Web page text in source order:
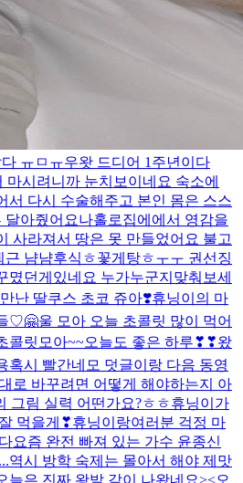
ㅠㅁㅠ우왓 드디어 1주년이다
마시려니까 눈치보이네요 숙소에
서 다시 수술해주고 본인 몸은 스스
달아줬어요나홀로집에에서 영감을
사라져서 땅은 못 만들었어요 불고
근 냠냠후식 ㅎ꽃게탕ㅎㅜㅜ 권선징
몄던게있네요 누가누군지맞춰보세
난 딸쿠스 초코 쥬아❣️휴닝이의 마
♡🤗울 모아 오늘 초콜릿 많이 먹어
콜릿 모아~~오늘도 좋은 하루❣❣왔
혹시 빨간네모 덧글이랑 다음 동영
로 바꾸려면 어떻게 해야하는지 아
그림 실력 어떤가요?ㅎㅎ휴닝이가
먹을게❣휴닝이랑여러분 걱정 마
요즘 완전 빠져 있는 가수 윤종신
역시 방학 숙제는 몰아서 해야 제맛
늘은 진짜 왕발 같이 나왔네요><오